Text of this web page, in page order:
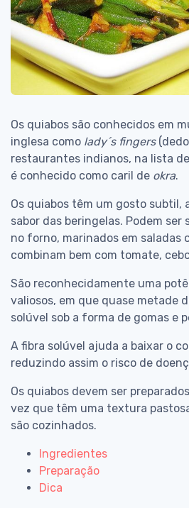
Os quiabos são conhecidos em
inglesa como lady´s fingers
restaurantes indianos, na lista
é conhecido como caril de okra.
Os quiabos têm um gosto subtil,
sabor das beringelas. Podem ser
no forno, marinados em saladas
combinam bem com tomate,
São reconhecidamente uma
valiosos, em que quase metade
solúvel sob a forma de gomas e
A fibra solúvel ajuda a baixar o
reduzindo assim o risco de
Os quiabos devem ser
vez que têm uma textura
são cozinhados.
Ingredientes
Preparação
Dica